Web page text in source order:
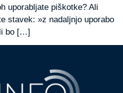
uporabljate piškotke? Ali
stavek: »z nadaljnjo uporabo
bo […]